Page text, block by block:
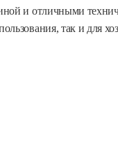
и отличными
так и для